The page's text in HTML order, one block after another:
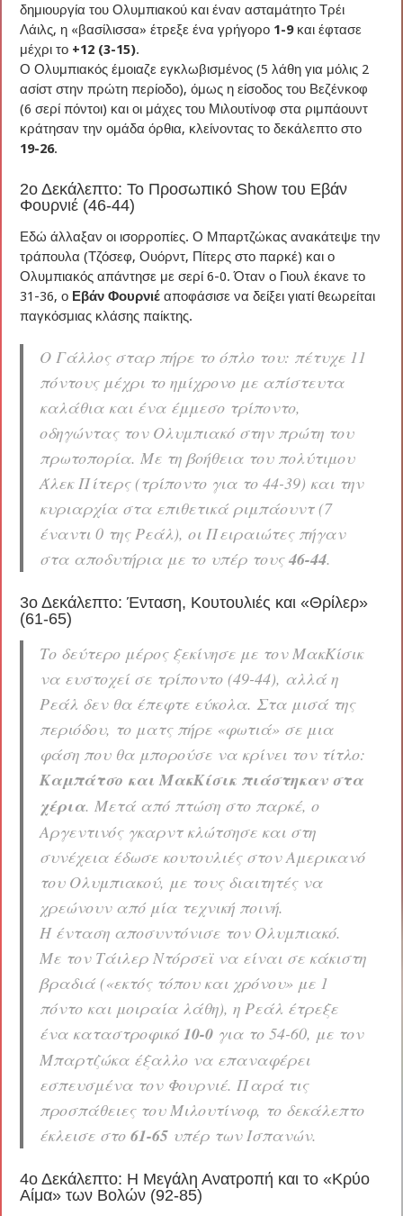
δημιουργία του Ολυμπιακού και έναν ασταμάτητο Τρέι
Λάιλς, η «βασίλισσα» έτρεξε ένα γρήγορο 1-9και έφτασε
μέχρι το +12 (3-15).
Ο Ολυμπιακός έμοιαζε εγκλωβισμένος (5 λάθη για μόλις 2
ασίστ στην πρώτη περίοδο), όμως η είσοδος του Βεζένκοφ
(6 σερί πόντοι) και οι μάχες του Μιλουτίνοφ στα ριμπάουντ
κράτησαν την ομάδα όρθια, κλείνοντας το δεκάλεπτο στο
19-26.
2ο Δεκάλεπτο: Το Προσωπικό Show του Εβάν
Φουρνιέ (46-44)
Εδώ άλλαξαν οι ισορροπίες. Ο Μπαρτζώκας ανακάτεψε την
τράπουλα (Τζόσεφ, Ουόρντ, Πίτερς στο παρκέ) και ο
Ολυμπιακός απάντησε με σερί 6-0. Όταν ο Γιουλ έκανε το
31-36, ο Εβάν Φουρνιέ αποφάσισε να δείξει γιατί θεωρείται
παγκόσμιας κλάσης παίκτης.
Ο Γάλλος σταρ πήρε το όπλο του: πέτυχε 11
πόντους μέχρι το ημίχρονο με απίστευτα
καλάθια και ένα έμμεσο τρίποντο,
οδηγώντας τον Ολυμπιακό στην πρώτη του
πρωτοπορία. Με τη βοήθεια του πολύτιμου
Άλεκ Πίτερς (τρίποντο για το 44-39) και την
κυριαρχία στα επιθετικά ριμπάουντ (7
έναντι 0 της Ρεάλ), οι Πειραιώτες πήγαν
στα αποδυτήρια με το υπέρ τους46-44.
3ο Δεκάλεπτο: Ένταση, Κουτουλιές και «Θρίλερ»
(61-65)
Το δεύτερο μέρος ξεκίνησε με τον ΜακΚίσικ
να ευστοχεί σε τρίποντο (49-44), αλλά η
Ρεάλ δεν θα έπεφτε εύκολα. Στα μισά της
περιόδου, το ματς πήρε «φωτιά» σε μια
φάση που θα μπορούσε να κρίνει τον τίτλο:
Καμπάτσο και ΜακΚίσικ πιάστηκαν στα
χέρια. Μετά από πτώση στο παρκέ, ο
Αργεντινός γκαρντ κλώτσησε και στη
συνέχεια έδωσε κουτουλιές στον Αμερικανό
του Ολυμπιακού, με τους διαιτητές να
χρεώνουν από μία τεχνική ποινή.
Η ένταση αποσυντόνισε τον Ολυμπιακό.
Με τον Τάιλερ Ντόρσεϊ να είναι σε κάκιστη
βραδιά («εκτός τόπου και χρόνου» με 1
πόντο και μοιραία λάθη), η Ρεάλ έτρεξε
ένα καταστροφικό 10-0 για το 54-60, με τον
Μπαρτζώκα έξαλλο να επαναφέρει
εσπευσμένα τον Φουρνιέ. Παρά τις
προσπάθειες του Μιλουτίνοφ, το δεκάλεπτο
έκλεισε στο61-65 υπέρ των Ισπανών.
4ο Δεκάλεπτο: Η Μεγάλη Ανατροπή και το «Κρύο
Αίμα» των Βολών (92-85)